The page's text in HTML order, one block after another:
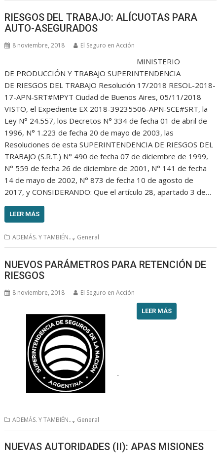
RIESGOS DEL TRABAJO: ALÍCUOTAS PARA
AUTO-ASEGURADOS
8 noviembre, 2018 El Seguro en Acción
MINISTERIO
DE PRODUCCIÓN Y TRABAJO SUPERINTENDENCIA
DE RIESGOS DEL TRABAJO Resolución 17/2018 RESOL-2018-
17-APN-SRT#MPYT Ciudad de Buenos Aires, 05/11/2018
VISTO, el Expediente EX 2018-39235506-APN-SCE#SRT, la
Ley N° 24.557, los Decretos N° 334 de fecha 01 de abril de
1996, N° 1.223 de fecha 20 de mayo de 2003, las
Resoluciones de esta SUPERINTENDENCIA DE RIESGOS DEL
TRABAJO (S.R.T.) N° 490 de fecha 07 de diciembre de 1999,
N° 559 de fecha 26 de diciembre de 2001, N° 141 de fecha
14 de mayo de 2002, N° 873 de fecha 10 de agosto de
2017, y CONSIDERANDO: Que el artículo 28, apartado 3 de…
LEER MÁS
ADEMÁS. Y TAMBIÉN..., General
NUEVOS PARÁMETROS PARA RETENCIÓN DE
RIESGOS
8 noviembre, 2018 El Seguro en Acción
LEER MÁS
ADEMÁS. Y TAMBIÉN..., General
NUEVAS AUTORIDADES (II): APAS MISIONES